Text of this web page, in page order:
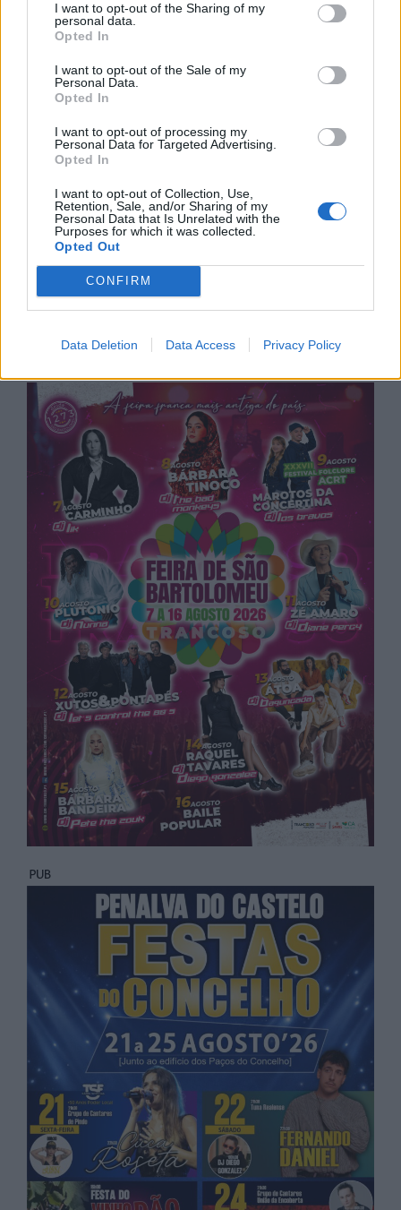
I want to opt-out of the Sharing of my
personal data.
Opted In
I want to opt-out of the Sale of my
Personal Data.
Opted In
I want to opt-out of processing my
Personal Data for Targeted Advertising.
Opted In
I want to opt-out of Collection, Use,
Retention, Sale, and/or Sharing of my
Personal Data that Is Unrelated with the
Purposes for which it was collected.
Opted Out
CONFIRM
Data Deletion Data Access Privacy Policy